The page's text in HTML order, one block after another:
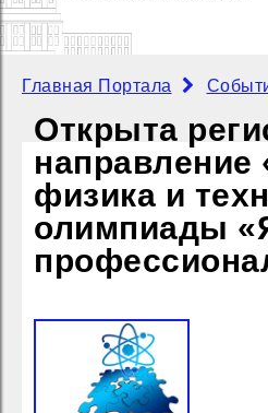
Главная Портала
Открыта
физика и
олимпиады